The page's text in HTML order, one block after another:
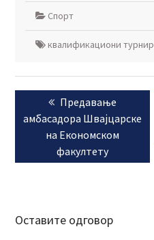
Спорт
квалификациони турнир
Кретање
чланка Previous
post:
Предавање
амбасадора Швајцарске
на Економском
факултету
Оставите одговор